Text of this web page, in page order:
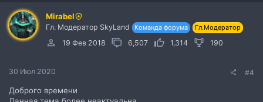
и
и
:
Mirabel
Гл. Модератор SkyLand Команда форума Гл.Модератор
19 Фев 2018 6,507 1,314 190
30 Июл 2020 #4
Доброго времени